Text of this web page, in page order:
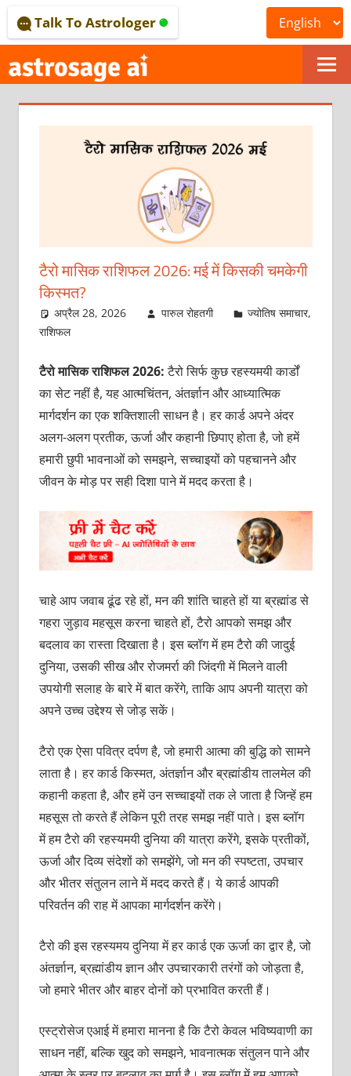
to
content
ONLINE
ASTROLOGICAL
JOURNAL
–
ASTROSAGE
MAGAZINE
Talk To Astrologer
टैरो मासिक राशिफल 2026: मई में किसकी चमकेगी
किस्‍मत?
अप्रैल 28, 2026 पारुल रोहतगी ज्योतिष समाचार,
राशिफल
टैरोमासिक राशिफल2026:टैरो सिर्फ कुछ रहस्यमयी कार्डों
का सेट नहीं है, यह आत्मचिंतन, अंतर्ज्ञान और आध्यात्मिक
मार्गदर्शन का एक शक्तिशाली साधन है। हर कार्ड अपने अंदर
अलग-अलग प्रतीक, ऊर्जा और कहानी छिपाए होता है, जो हमें
हमारी छुपी भावनाओं को समझने, सच्चाइयों को पहचानने और
जीवन के मोड़ पर सही दिशा पाने में मदद करता है।
चाहे आप जवाब ढूंढ रहे हों, मन की शांति चाहते हों या ब्रह्मांड से
गहरा जुड़ाव महसूस करना चाहते हों, टैरो आपको समझ और
बदलाव का रास्ता दिखाता है। इस ब्लॉग में हम टैरो की जादुई
दुनिया, उसकी सीख और रोजमर्रा की जिंदगी में मिलने वाली
उपयोगी सलाह के बारे में बात करेंगे, ताकि आप अपनी यात्रा को
अपने उच्च उद्देश्य से जोड़ सकें।
टैरो एक ऐसा पवित्र दर्पण है, जो हमारी आत्मा की बुद्धि को सामने
लाता है। हर कार्ड किस्मत, अंतर्ज्ञान और ब्रह्मांडीय तालमेल की
कहानी कहता है, और हमें उन सच्चाइयों तक ले जाता है जिन्हें हम
महसूस तो करते हैं लेकिन पूरी तरह समझ नहीं पाते। इस ब्लॉग
में हम टैरो की रहस्यमयी दुनिया की यात्रा करेंगे, इसके प्रतीकों,
ऊर्जा और दिव्य संदेशों को समझेंगे, जो मन की स्पष्टता, उपचार
और भीतर संतुलन लाने में मदद करते हैं। ये कार्ड आपकी
परिवर्तन की राह में आपका मार्गदर्शन करेंगे।
टैरो की इस रहस्यमय दुनिया में हर कार्ड एक ऊर्जा का द्वार है, जो
अंतर्ज्ञान, ब्रह्मांडीय ज्ञान और उपचारकारी तरंगों को जोड़ता है,
जो हमारे भीतर और बाहर दोनों को प्रभावित करती हैं।
एस्ट्रोसेज एआई में हमारा मानना है कि टैरो केवल भविष्यवाणी का
साधन नहीं, बल्कि खुद को समझने, भावनात्मक संतुलन पाने और